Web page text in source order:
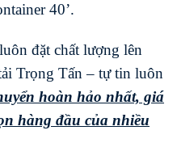
40’.
đặt chất lượng lên
Trọng Tấn – tự tin luôn
hoàn hảo nhất, giá
hàng đầu của nhiều